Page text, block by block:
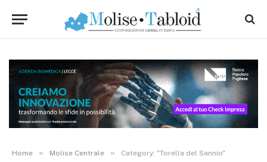
Home » Molise Centrale » Category: "Torella del Sannio"